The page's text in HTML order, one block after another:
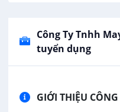
Công Ty Tnhh
tuyển dụng
GIỚI THIỆU CÔNG